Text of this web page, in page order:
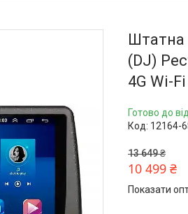
Оптовим покупцямШтатна
(DJ)
4G Wi-
Готово до
Код: 12164-
13 649 ₴
10 499 ₴
Показати